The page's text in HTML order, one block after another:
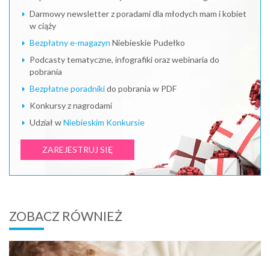
Darmowy newsletter z poradami dla młodych mam i kobiet
w ciąży
Bezpłatny e-magazyn Niebieskie Pudełko
Podcasty tematyczne, infografiki oraz webinaria do
pobrania
Bezpłatne poradnikido pobrania w PDF
Konkursy z nagrodami
Udział wNiebieskim Konkursie
ZAREJESTRUJ SIĘ
ZOBACZ RÓWNIEŻ